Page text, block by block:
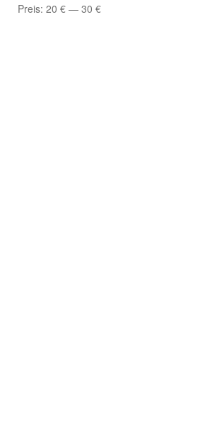
Min.
Max.
Preis: 20 €— 30 €